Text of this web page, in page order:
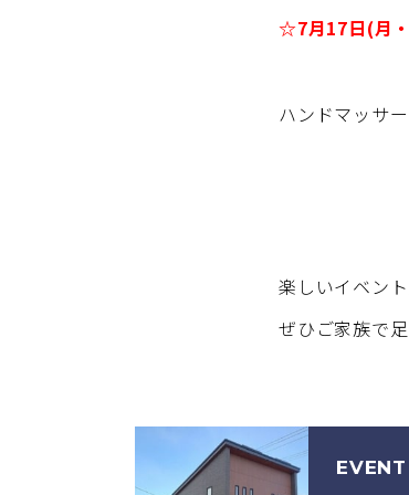
☆7月17日(月
ハンドマッサ
楽しいイベン
ぜひご家族で
EVENT